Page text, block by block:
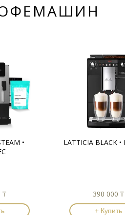
•
₸
LATTICIA BLACK •
390 000 ₸
+ Купить